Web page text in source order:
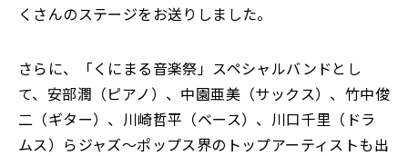
くさんのステージをお送りしました。
さらに、「くにまる音楽祭」スペシャルバンドとし
て、安部潤（ピアノ）、中園亜美（サックス）、竹中俊
二（ギター）、川崎哲平（ベース）、川口千里（ドラ
ムス）らジャズ～ポップス界のトップアーティストも出